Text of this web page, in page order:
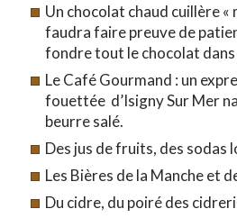
Un chocolat chaud cuillère «
faudra faire preuve de
fondre tout le chocolat
Le Café Gourmand : un
fouettée d’Isigny Sur Mer
beurre salé.
Des jus de fruits, des sodas
Les Bières de la Manche et
Du cidre, du poiré des